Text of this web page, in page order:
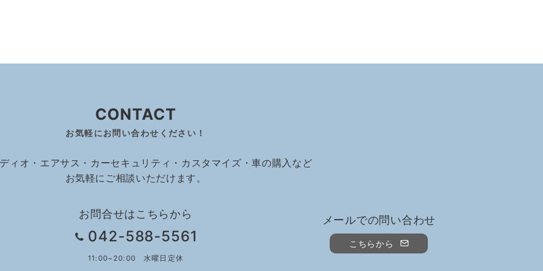
CONTACT
お気軽にお問い合わせください！
ィオ・エアサス・カーセキュリティ・カスタマイズ・車の購入など
お気軽にご相談いただけます。
お問合せはこちらから
042-588-5561
11:00~20:00 水曜日定休
メールでの問い合わせ
こちらから